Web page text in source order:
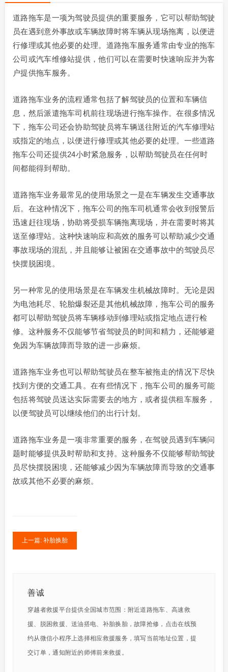
道路拖车是一项为驾驶员提供的重要服务，它可以帮助驾驶
员在遇到意外事故或车辆故障时将车辆从现场拖离，以便进
行修理或其他必要的处理。道路拖车服务通常由专业的拖车
公司或汽车维修站提供，他们可以在需要时快速响应并为客
户提供拖车服务。
道路拖车业务的流程通常包括了解驾驶员的位置和车辆信
息，然后派遣拖车司机前往现场进行拖车操作。在很多情况
下，拖车公司还会协助驾驶员将车辆送往附近的汽车修理站
或指定的地点，以便进行修理或其他必要的处理。一些道路
拖车公司还提供24小时紧急服务，以帮助驾驶员在任何时
间都能得到帮助。
道路拖车业务最常见的使用场景之一是在车辆发生交通事故
后。在这种情况下，拖车公司的拖车司机通常会收到报警后
迅速赶往现场，协助将受损车辆拖离现场，并在需要时将其
送至修理站。这种快速响应和高效的服务可以帮助减少交通
事故现场的混乱，并且能够让被困在交通事故中的驾驶员尽
快摆脱困境。
另一种常见的使用场景是在车辆发生机械故障时。无论是因
为电池耗尽、轮胎爆裂还是其他机械故障，拖车公司的服务
都可以帮助驾驶员将车辆移动到修理站或指定地点进行检
修。这种服务不仅能够节省驾驶员的时间和精力，还能够避
免因为车辆故障而导致的进一步麻烦。
道路拖车业务也可以帮助驾驶员在整车被拖走的情况下尽快
找到方便的交通工具。在有些情况下，拖车公司的服务可能
包括将驾驶员送达实际需要去的地方，或者提供租车服务，
以便驾驶员可以继续他们的出行计划。
道路拖车业务是一项非常重要的服务，在驾驶员遇到车辆问
题时能够提供及时帮助和支持。这种服务不仅能够帮助驾驶
员尽快摆脱困境，还能够减少因为车辆故障而导致的交通事
故或其他不必要的麻烦。
上一篇: 补胎换胎
善诚
穿越者救援平台提供全国城市范围：附近道路拖车、高速救
援、脱困救援、送油搭电、补胎换胎，故障抢修，点击在线预
约从微信小程序上选择相应救援服务，填写当前地址位置，提
交订单，通知附近的师傅前来救援。